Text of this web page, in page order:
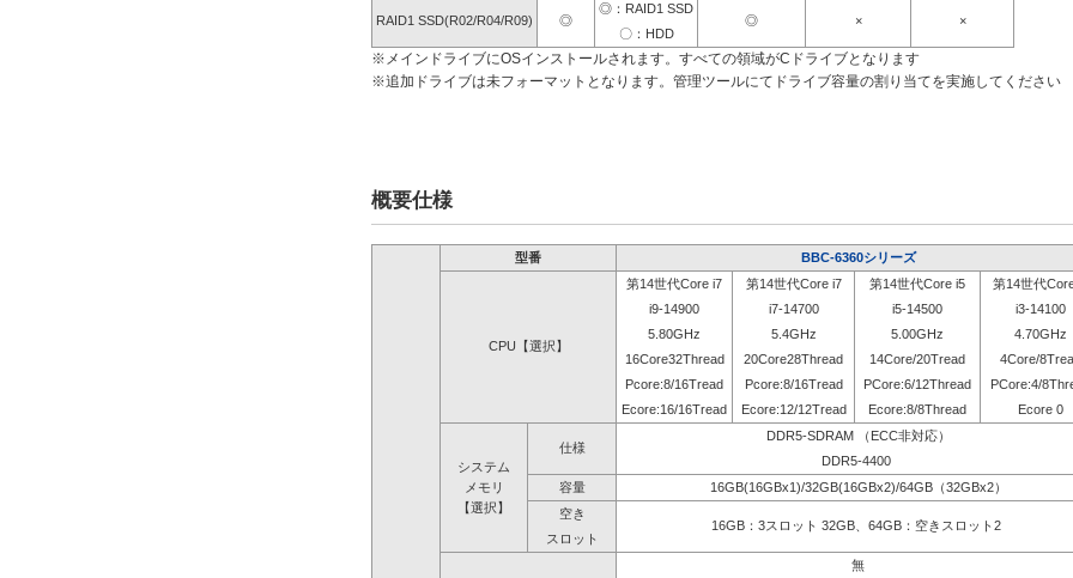
RAID1 SSD(R02/R04/R09) ◎
◎：RAID1 SSD
◎
×
×
〇：HDD
※メインドライブにOSインストールされます。すべての領域がCドライブとなります
※追加ドライブは未フォーマットとなります。管理ツールにてドライブ容量の割り当てを実施してください
概要仕様
型番 BBC-6360シリーズ
CPU【選択】
第14世代Core i7 第14世代Core i7 第14世代Core i5
第14世代
i9-14900
i7-14700 i5-14500
i3-14100
5.80GHz
5.4GHz 5.00GHz
4.70GHz
16Core32Thread
20Core28Thread 14Core/20Tread
4Core/
Pcore:8/16Tread
Pcore:8/16Tread PCore:6/12Thread
PCore:4/
Ecore:16/16Tread
Ecore:12/12Tread Ecore:8/8Thread Ecore 0
システム
メモリ
【選択】
仕様
DDR5-SDRAM （ECC非対応）
DDR5-4400
容量
16GB(16GBx1)/32GB(16GBx2)/64GB（32GBx2）
空き
16GB：3スロット 32GB、64GB：空きスロット2
スロット
無